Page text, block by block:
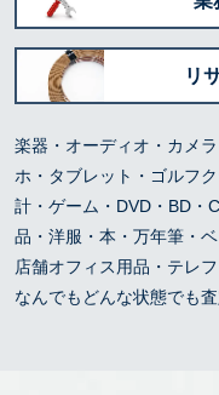
リ
楽器・オーディオ・カメ
ホ・タブレット・ゴルフ
計・ゲーム・DVD・BD・
品・洋服・本・万年筆・
店舗オフィス用品・テレ
なんでもどんな状態でも